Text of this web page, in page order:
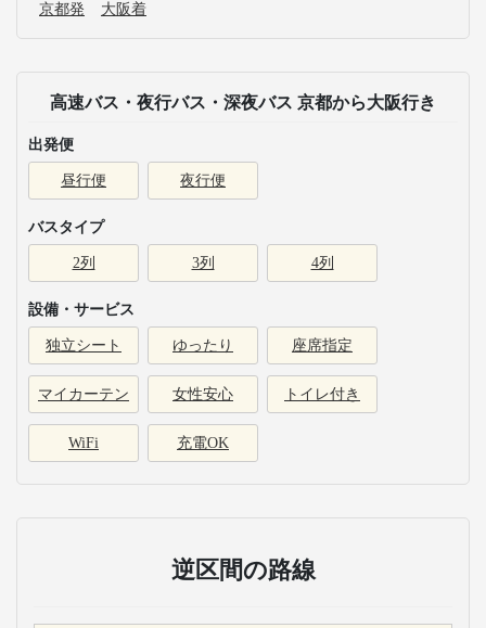
京都発 大阪着
高速バス・夜行バス・深夜バス 京都から大阪行き
出発便
昼行便 夜行便
バスタイプ
2列 3列 4列
設備・サービス
独立シート ゆったり 座席指定
マイカーテン 女性安心 トイレ付き
WiFi 充電OK
逆区間の路線